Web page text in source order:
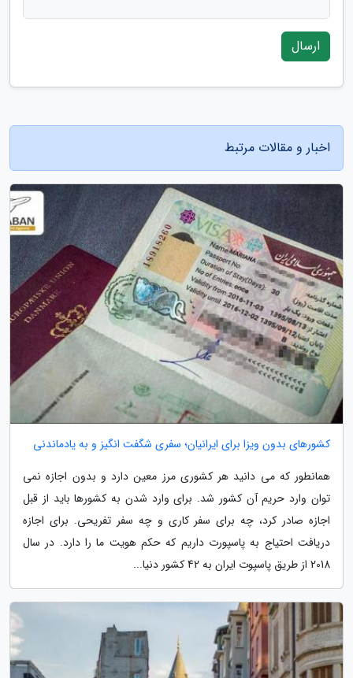
ارسال
اخبار و مقالات مرتبط
کشورهای بدون ویزا برای ایرانیان؛ سفری شگفت انگیز و به یادماندنی
همانطور که می دانید هر کشوری مرز معین دارد و بدون اجازه نمی
توان وارد حریم آن کشور شد. برای وارد شدن به کشورها باید از قبل
اجازه صادر کرد، چه برای سفر کاری و چه سفر تفریحی. برای اجازه
دریافت احتیاج به پاسپورت داریم که حکم هویت ما را دارد. در سال
2018 از طریق پاسپوت ایران به 42 کشور دنیا...